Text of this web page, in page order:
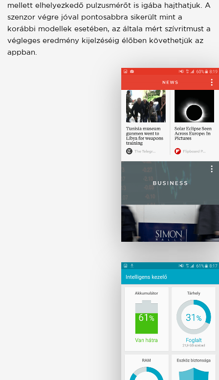
mellett elhelyezkedő pulzusmérőt is igába hajthatjuk. A
szenzor végre jóval pontosabbra sikerült mint a
korábbi modellek esetében, az általa mért szívritmust a
végleges eredmény kijelzéséig élőben követhetjük az
appban.